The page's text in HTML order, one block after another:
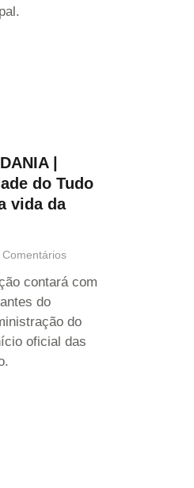
|
do Tudo
vida da
Comentários
contará com
do
do
oficial das